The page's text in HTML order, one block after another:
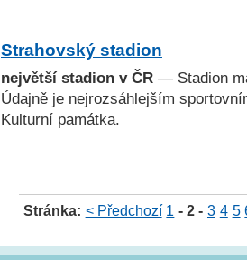
Strahovský stadion
největší stadion v ČR — Stadion
Údajně je nejrozsáhlejším
Kulturní památka.
Stránka: < Předchozí 1 - 2 - 3 4 5